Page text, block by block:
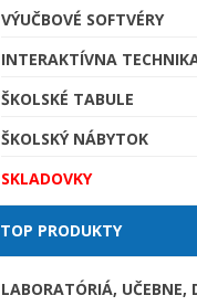
VÝUČBOVÉ SOFTVÉRY
INTERAKTÍVNA
ŠKOLSKÉ TABULE
ŠKOLSKÝ NÁBYTOK
SKLADOVKY
TOP PRODUKTY
LABORATÓRIÁ, UČEBNE,